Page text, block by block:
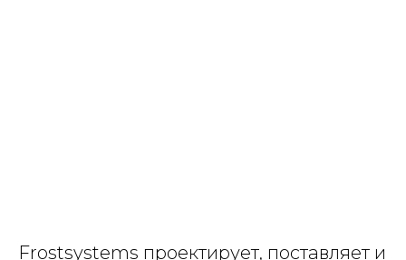
Frostsystems проектирует, поставляет и